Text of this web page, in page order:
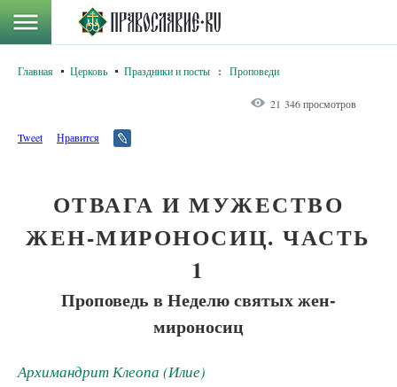
Главная Церковь Праздники и посты : Проповеди
21 346 просмотров
Tweet Нравится
ОТВАГА И МУЖЕСТВО
ЖЕН-МИРОНОСИЦ. ЧАСТЬ
1
Проповедь в Неделю святых жен-
мироносиц
Архимандрит Клеопа (Илие)